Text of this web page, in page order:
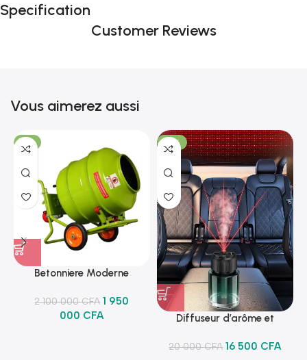
Specification
Customer Reviews
Vous aimerez aussi
-7%
Betonniere Moderne
2 100 000CFA 1 950
000 CFA
-18%
Diffuseur d’arôme et
20 000CFA 16 500 CFA